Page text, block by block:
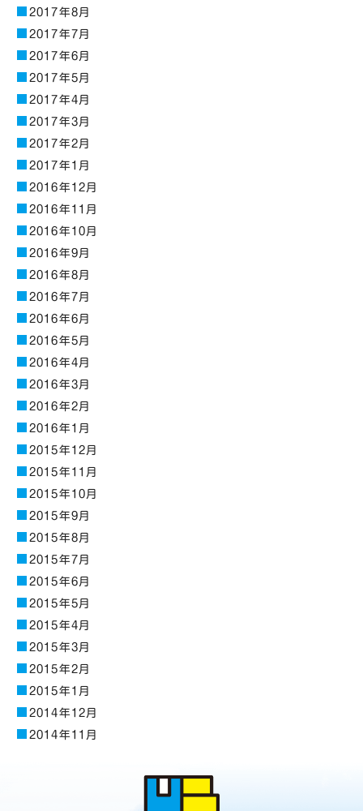
2017年8月
2017年7月
2017年6月
2017年5月
2017年4月
2017年3月
2017年2月
2017年1月
2016年12月
2016年11月
2016年10月
2016年9月
2016年8月
2016年7月
2016年6月
2016年5月
2016年4月
2016年3月
2016年2月
2016年1月
2015年12月
2015年11月
2015年10月
2015年9月
2015年8月
2015年7月
2015年6月
2015年5月
2015年4月
2015年3月
2015年2月
2015年1月
2014年12月
2014年11月